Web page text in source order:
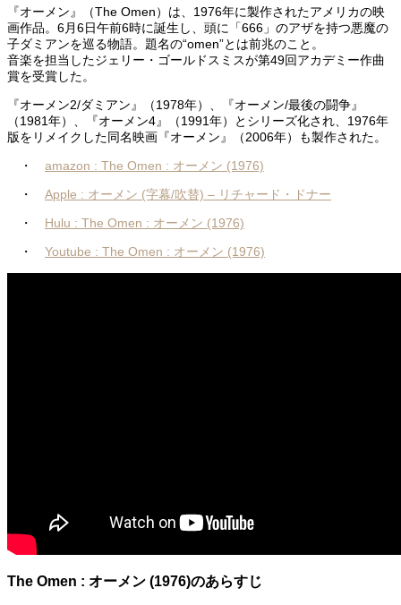
『オーメン』（The Omen）は、1976年に製作されたアメリカの映
画作品。6月6日午前6時に誕生し、頭に「666」のアザを持つ悪魔の
子ダミアンを巡る物語。題名の“omen”とは前兆のこと。
音楽を担当したジェリー・ゴールドスミスが第49回アカデミー作曲
賞を受賞した。
『オーメン2/ダミアン』（1978年）、『オーメン/最後の闘争』
（1981年）、『オーメン4』（1991年）とシリーズ化され、1976年
版をリメイクした同名映画『オーメン』（2006年）も製作された。
・ amazon : The Omen : オーメン (1976)
・ Apple : オーメン (字幕/吹替) – リチャード・ドナー
・ Hulu : The Omen : オーメン (1976)
・ Youtube : The Omen : オーメン (1976)
The Omen : オーメン (1976)のあらすじ